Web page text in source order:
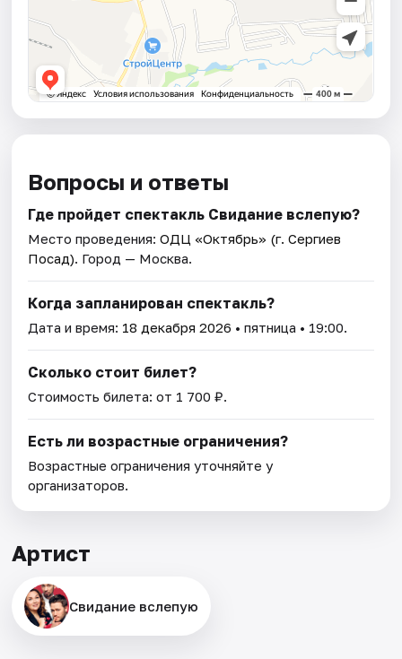
Вопросы и ответы
Где пройдет спектакль Свидание вслепую?
Место проведения:ОДЦ «Октябрь» (г. Сергиев
Посад). Город — Москва.
Когда запланирован спектакль?
Дата и время: 18 декабря 2026 • пятница • 19:00.
Сколько стоит билет?
Стоимость билета: от 1 700 ₽.
Есть ли возрастные ограничения?
Возрастные ограничения уточняйте у
организаторов.
Артист
Свидание вслепую